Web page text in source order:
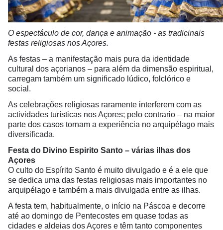
O espectáculo de cor, dança e animação - as tradicinais
festas religiosas nos Açores.
As festas – a manifestação mais pura da identidade
cultural dos açorianos – para além da dimensão espiritual,
carregam também um significado lúdico, folclórico e
social.
As celebrações religiosas raramente interferem com as
actividades turísticas nos Açores; pelo contrario – na maior
parte dos casos tornam a experiência no arquipélago mais
diversificada.
Festa do Divino Espirito Santo – várias ilhas dos
Açores
O culto do Espírito Santo é muito divulgado e é a ele que
se dedica uma das festas religiosas mais importantes no
arquipélago e também a mais divulgada entre as ilhas.
A festa tem, habitualmente, o início na Páscoa e decorre
até ao domingo de Pentecostes em quase todas as
cidades e aldeias dos Açores e têm tanto componentes